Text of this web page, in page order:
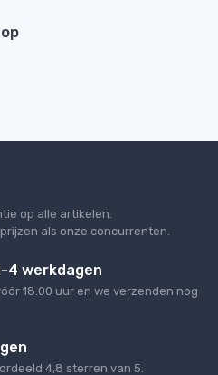
op alle artikelen.
als onze concurrenten.
4 werkdagen
18.00 uur en we verzenden nog
4,8 sterren van 5